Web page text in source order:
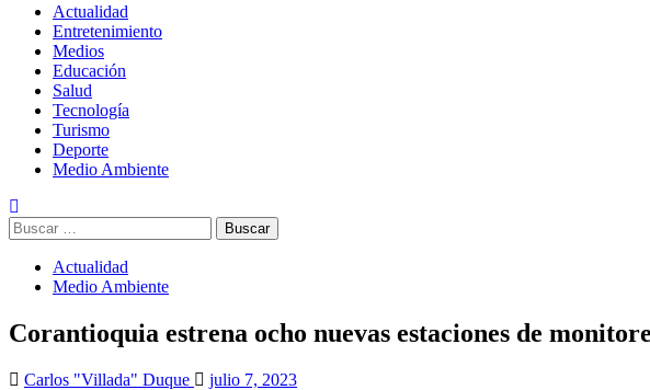
Actualidad
Entretenimiento
Medios
Educación
Salud
Tecnología
Turismo
Deporte
Medio Ambiente
Buscar:
Actualidad
Medio Ambiente
Corantioquia estrena ocho nuevas estaciones de
Carlos "Villada" Duque julio 7, 2023